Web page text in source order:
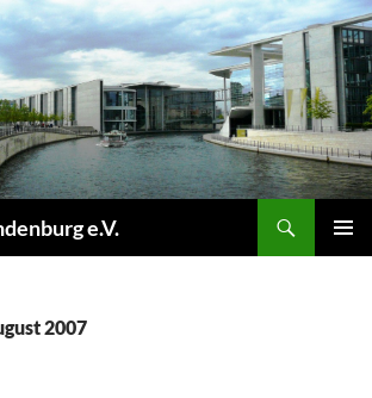
e.V.
2007